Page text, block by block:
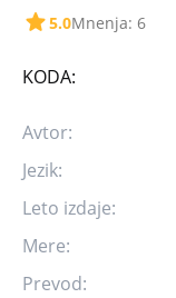
5.0Mnenja: 6
KODA:
Avtor:
Jezik:
Leto izdaje:
Mere:
Prevod: